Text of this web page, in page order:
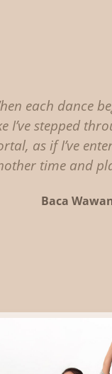
each dance
I’ve stepped
as if I’ve
time and
Baca